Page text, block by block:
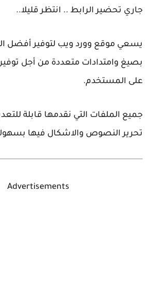
جاري تحضير الرابط .. انتظر قليلا..
يسعي موقع وورد ويب لتوفير أفضل
بصيغ وامتدادات متعددة من أجل
على المستخدم.
جميع الملفات التي نقدمها قابلة
تحرير النصوص والاشكال فيها
Advertisements